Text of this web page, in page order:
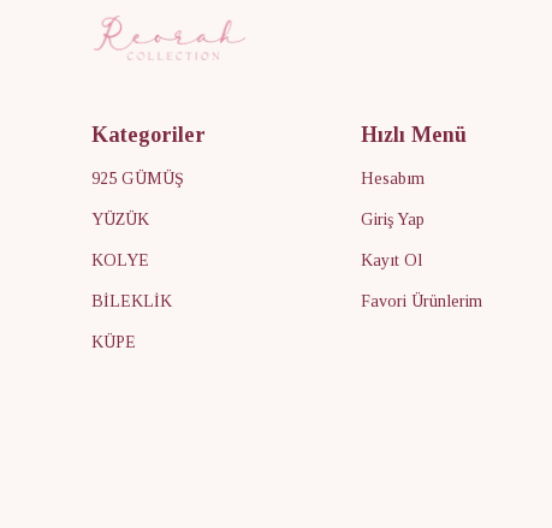
Kategoriler
925 GÜMÜŞ
YÜZÜK
KOLYE
BİLEKLİK
KÜPE
Hızlı Menü
Hesabım
Giriş Yap
Kayıt Ol
Favori Ürünlerim